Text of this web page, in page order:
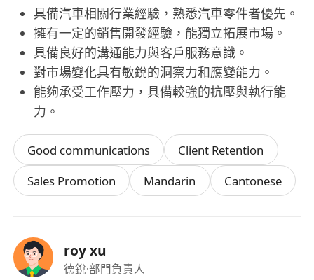
具備汽車相關行業經驗，熟悉汽車零件者優先。
擁有一定的銷售開發經驗，能獨立拓展市場。
具備良好的溝通能力與客戶服務意識。
對市場變化具有敏銳的洞察力和應變能力。
能夠承受工作壓力，具備較強的抗壓與執行能
力。
Good communications
Client Retention
Sales Promotion
Mandarin Cantonese
roy xu
德銳·部門負責人